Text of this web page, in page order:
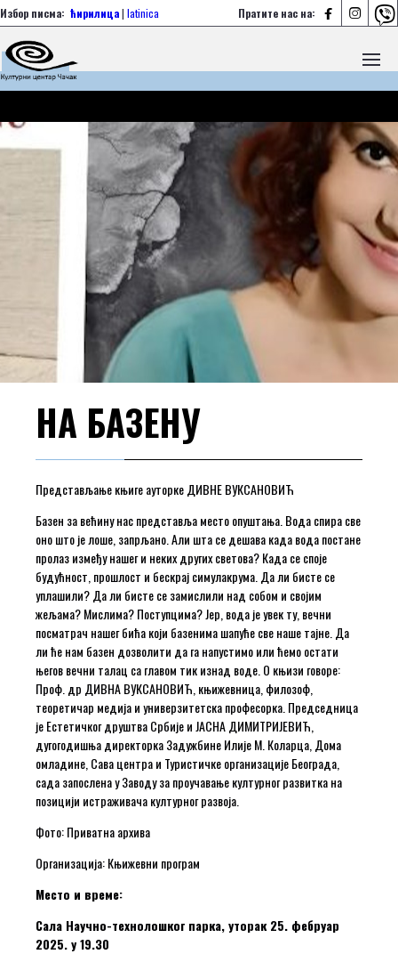
Пратите нас на:   
Избор писма: ћирилица| latinica
НА БАЗЕНУ
Представљање књиге ауторке ДИВНЕ ВУКСАНОВИЋ
Базен за већину нас представља место опуштања. Вода спира све
оно што је лоше, запрљано. Али шта се дешава када вода постане
пролаз између нашег и неких других светова? Када се споје
будућност, прошлост и бескрај симулакрума. Да ли бисте се
уплашили? Да ли бисте се замислили над собом и својим
жељама? Мислима? Поступцима? Јер, вода је увек ту, вечни
посматрач нашег бића који базенима шапуће све наше тајне. Да
ли ће нам базен дозволити да га напустимо или ћемо остати
његов вечни талац са главом тик изнад воде. О књизи говоре:
Проф. др ДИВНА ВУКСАНОВИЋ, књижевница, филозоф,
теоретичар медија и универзитетска професорка. Председница
је Естетичког друштва Србије и ЈАСНА ДИМИТРИЈЕВИЋ,
дугогодишња директорка Задужбине Илије М. Коларца, Дома
омладине, Сава центра и Туристичке организације Београда,
сада запослена у Заводу за проучавање културног развитка на
позицији истраживача културног развоја.
Фото: Приватна архива
Организација: Књижевни програм
Место и време:
Сала Научно-технолошког парка, уторак 25. фебруар
2025. у 19.30